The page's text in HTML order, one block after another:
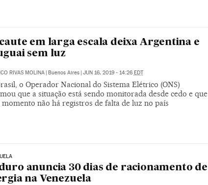
em larga escala deixa Argentina e
sem luz
RIVAS MOLINA | Buenos Aires | JUN 16, 2019 - 14:26 EDT
o Operador Nacional do Sistema Elétrico (ONS)
que a situação está sendo monitorada desde cedo e que
momento não há registros de falta de luz no país
anuncia 30 dias de racionamento de
na Venezuela